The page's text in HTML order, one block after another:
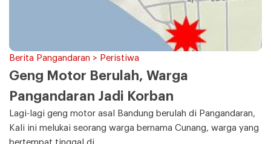
Berita Pangandaran > Peristiwa
Geng Motor Berulah, Warga
Pangandaran Jadi Korban
Lagi-lagi geng motor asal Bandung berulah di Pangandaran,
Kali ini melukai seorang warga bernama Cunang, warga yang